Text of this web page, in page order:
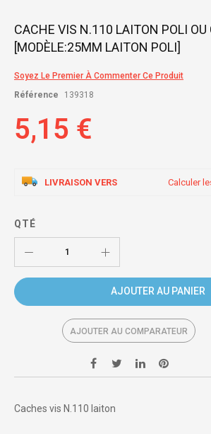
Skip
the
of
images
CACHE VIS N.110 LAITON POLI OU
[MODÈLE:25MM LAITON POLI]
Soyez Le Premier À Commenter Ce Produit
Référence
139318
5,15 €
LIVRAISON VERS Calculer
QTÉ
AJOUTER AU PANIER
AJOUTER AU COMPARATEUR
Caches vis N.110 laiton